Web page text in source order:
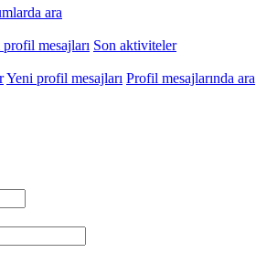
ara
mesajları Son aktiviteler
Yeni profil mesajları Profil mesajlarında ara